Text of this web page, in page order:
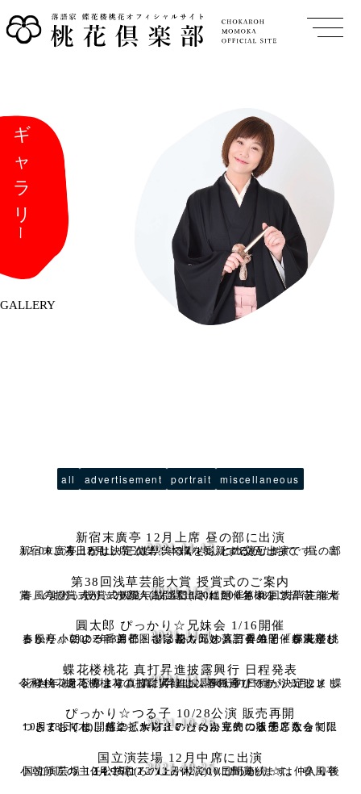
GALLERY
all advertisement portrait miscellaneous
新宿末廣亭 12月上席 昼の部に出演
新宿末廣亭 12月上席（12/1～12/10）に出演します。 昼の部12:00ごろ上がり。 三遊亭美るくさんとの交互出演です。 出演日程は決定次第、本欄を更新するかたちで
2021.11.13
第38回浅草芸能大賞 授賞式のご案内
春風亭ぴっかり☆が新人賞に選出された「第38回浅草芸能大賞」の授賞式が、2022年2月6日(日)に開催されます。 主催者より、授賞式観覧（抽選で100組200名様をご招待
2021.11.5
圓太郎 ぴっかり☆兄妹会 1/16開催
春風亭小朝の一番弟子・橘家圓太郎と、三番弟子・春風亭ぴっかり☆による、首都圏では初の兄妹落語会の開催が決定しました。 2022年3月に、ぴっかり☆の真打昇進と「蝶花楼桃花
2021.11.4
蝶花楼桃花 真打昇進披露興行 日程発表
令和4年3月下席より真打に昇進し、春風亭ぴっかり☆ 改メ 蝶花楼桃花となります。 真打昇進披露興行の日程が決定しました。 蝶花楼桃花の披露興行は以下の通りです。 3月21
2021.11.1
ぴっかり☆つる子 10/28公演 販売再開
10月28日(木)開催の「WITH P ぴっかり☆つる子二人会」につきましては、感染拡大防止のため自主的に販売席数を制限しておりましたことから、いったん完売の状態となって
2021.10.26
国立演芸場 12月中席に出演
国立演芸場 12月中席(12/11～12/20)に出演します。 春風亭小朝師匠の主任公演(12・13日休演)。 ぴっかり☆は仲入り後 14:25ごろの上がり、10日間連続
2021.10.25